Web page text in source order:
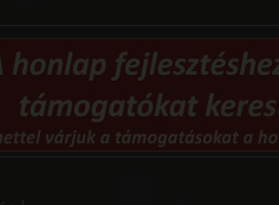
is reprezentálja.
omladozó rom
kőtornyok,
„kőgombák”
méter magas
lefaragott tetejű
– magasodik: